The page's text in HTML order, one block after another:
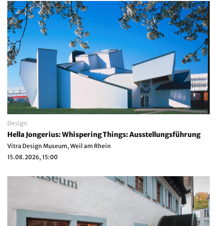
Design
Hella Jongerius: Whispering Things: Ausstellungsführung
Vitra Design Museum, Weil am Rhein
15.08.2026, 15:00